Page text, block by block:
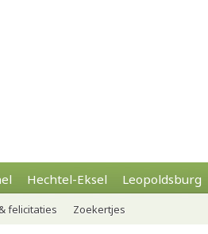
Hechtel-Eksel Leopoldsburg
felicitaties Zoekertjes